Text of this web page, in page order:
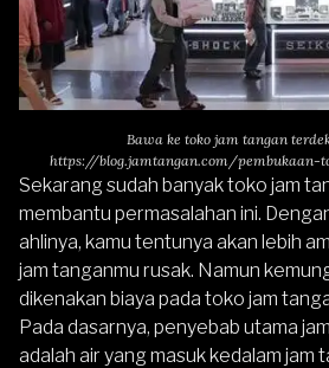
Bawa ke toko jam tangan
https://blog.jamtangan.com/
Sekarang sudah banyak toko jam
membantu permasalahan ini.
ahlinya, kamu tentunya akan lebih
jam tanganmu rusak. Namun
dikenakan biaya pada toko jam
Pada dasarnya, penyebab utama
adalah air yang masuk kedalam jam